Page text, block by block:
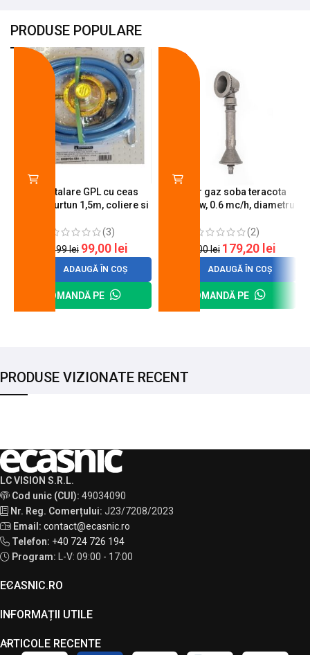
PRODUSE POPULARE
Kit instalare GPL cu ceas
butelie, furtun 1,5m, coliere si
(3)
120,99lei 99,00 lei
ADAUGĂ ÎN COȘ
COMANDĂ PE
Arzator gaz soba teracota
A600, 6 kw, 0.6 mc/h, diametru
(2)
200,00lei 179,20 lei
ADAUGĂ ÎN COȘ
COMANDĂ PE
PRODUSE VIZIONATE RECENT
LC VISION S.R.L.
Cod unic (CUI): 49034090
Nr. Reg. Comerțului: J23/7208/2023
Email: contact@ecasnic.ro
Telefon: +40 724 726 194
Program:
L-V: 09:00 - 17:00
ECASNIC.RO
INFORMAȚII UTILE
ARTICOLE RECENTE